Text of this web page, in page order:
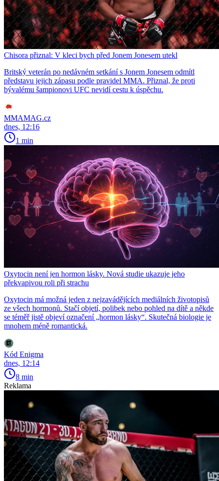
Chisora přiznal: V kleci bych před Jonem Jonesem utekl
Britský veterán po nedávném setkání s Jonem Jonesem odmítl
představu jejich zápasu podle pravidel MMA. Přiznal, že proti
bývalému šampionovi UFC nevidí cestu k úspěchu.
MMAMAG.cz
dnes, 12:16
1 min
Oxytocin není jen hormon lásky. Nová studie ukazuje jeho
překvapivou roli při strachu
Oxytocin má možná jeden z nejzavádějících mediálních životopisů
ze všech hormonů. Stačí objetí, polibek nebo pohled na dítě a někde
se téměř jistě objeví označení „hormon lásky“. Skutečná biologie je
mnohem méně romantická.
Kód Enigma
dnes, 12:14
8 min
Reklama